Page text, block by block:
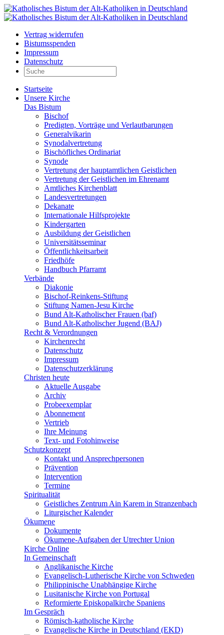
Vertrag widerrufen
Bistumsspenden
Impressum
Datenschutz
Startseite
Unsere Kirche
Das Bistum
Bischof
Predigten, Vorträge und Verlautbarungen
Generalvikarin
Synodalvertretung
Bischöfliches Ordinariat
Synode
Vertretung der hauptamtlichen Geistlichen
Vertretung der Geistlichen im Ehrenamt
Amtliches Kirchenblatt
Landesvertretungen
Dekanate
Internationale Hilfsprojekte
Kindergarten
Ausbildung der Geistlichen
Universitätsseminar
Öffentlichkeitsarbeit
Friedhöfe
Handbuch Pfarramt
Verbände
Diakonie
Bischof-Reinkens-Stiftung
Stiftung Namen-Jesu Kirche
Bund Alt-Katholischer Frauen (baf)
Bund Alt-Katholischer Jugend (BAJ)
Recht & Verordnungen
Kirchenrecht
Datenschutz
Impressum
Datenschutzerklärung
Christen heute
Aktuelle Ausgabe
Archiv
Probeexemplar
Abonnement
Vertrieb
Ihre Meinung
Text- und Fotohinweise
Schutzkonzept
Kontakt und Ansprechpersonen
Prävention
Intervention
Termine
Spiritualität
Geistliches Zentrum Ain Karem in Stranzenbach
Liturgischer Kalender
Ökumene
Dokumente
Ökumene-Aufgaben der Utrechter Union
Kirche Online
In Gemeinschaft
Anglikanische Kirche
Evangelisch-Lutherische Kirche von Schweden
Philippinische Unabhängige Kirche
Lusitanische Kirche von Portugal
Reformierte Episkopalkirche Spaniens
Im Gespräch
Römisch-katholische Kirche
Evangelische Kirche in Deutschland (EKD)